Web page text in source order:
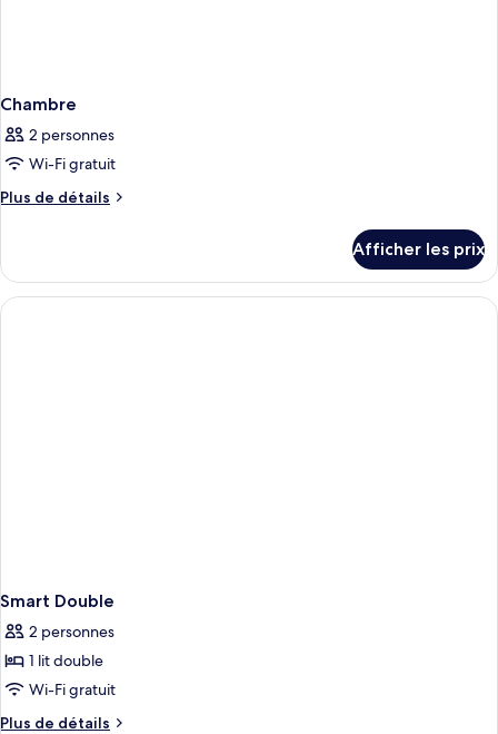
Chambre
2 personnes
Wi-Fi gratuit
Plus de détails
Plus
Chambre
Afficher les prix
Smart Double
2 personnes
1 lit double
Wi-Fi gratuit
Plus de détails
Plus